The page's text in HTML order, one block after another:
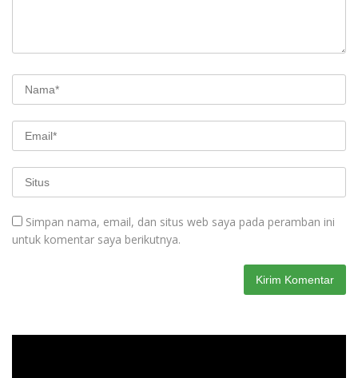
Simpan nama, email, dan situs web saya pada peramban ini
untuk komentar saya berikutnya.